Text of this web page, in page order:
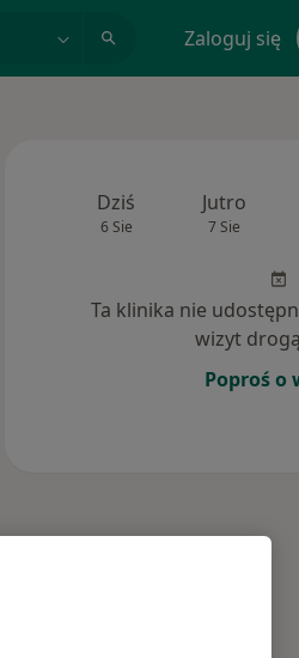
Zaloguj się
Dziś
6 Sie
Jutro
7 Sie
Ta klinika nie
wizyt
Poproś o